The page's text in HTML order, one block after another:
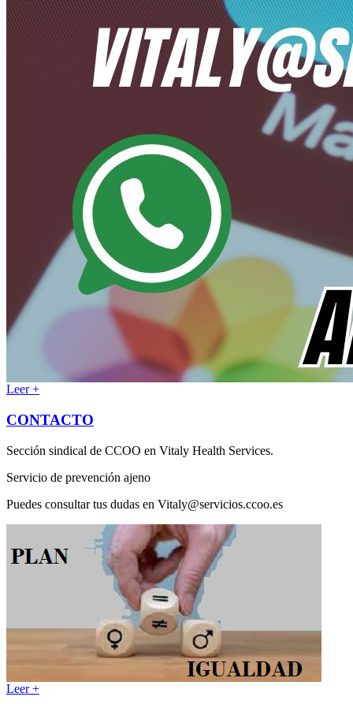
Leer +
CONTACTO
Sección sindical de CCOO en Vitaly Health Services.
Servicio de prevención ajeno
Puedes consultar tus dudas en Vitaly@servicios.ccoo.es
Leer +